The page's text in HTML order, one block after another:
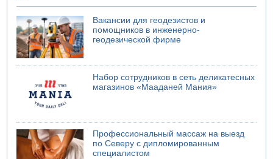
Вакансии для геодезистов и
помощников в инженерно-
геодезической фирме
Набор сотрудников в сеть деликатесных
магазинов «Мааданей Мания»
Профессиональный массаж на выезд
по Северу с дипломированным
специалистом